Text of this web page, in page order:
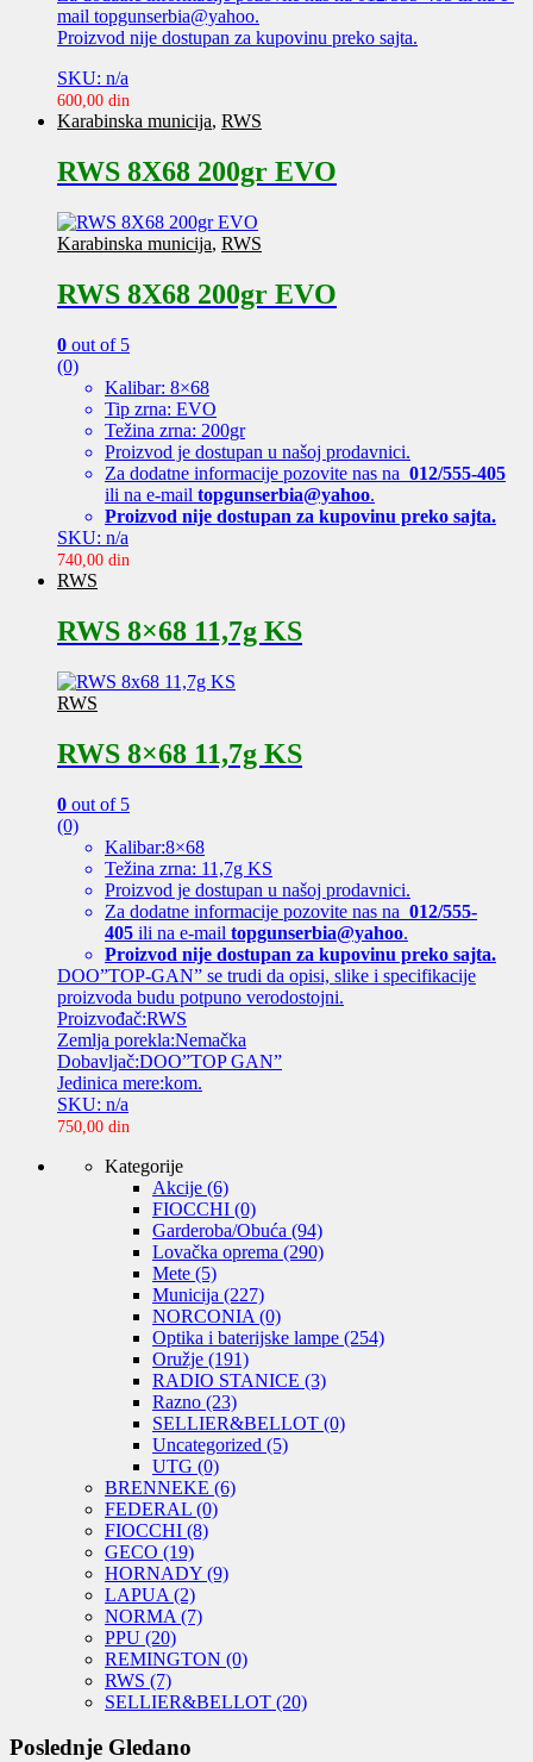
mail topgunserbia@yahoo.
Proizvod nije dostupan za kupovinu preko sajta.
SKU: n/a
600,00 din
Karabinska municija, RWS
RWS 8X68 200gr EVO
Karabinska municija, RWS
RWS 8X68 200gr EVO
0 out of 5
(0)
Kalibar: 8×68
Tip zrna: EVO
Težina zrna: 200gr
Proizvod je dostupan u našoj prodavnici.
Za dodatne informacije pozovite nas na 012/555-405
ili na e-mail topgunserbia@yahoo.
Proizvod nije dostupan za kupovinu preko sajta.
SKU: n/a
740,00 din
RWS
RWS 8×68 11,7g KS
RWS
RWS 8×68 11,7g KS
0 out of 5
(0)
Kalibar:8×68
Težina zrna: 11,7g KS
Proizvod je dostupan u našoj prodavnici.
Za dodatne informacije pozovite nas na 012/555-
405 ili na e-mail topgunserbia@yahoo.
Proizvod nije dostupan za kupovinu preko sajta.
DOO”TOP-GAN” se trudi da opisi, slike i specifikacije
proizvoda budu potpuno verodostojni.
Proizvođač:RWS
Zemlja porekla:Nemačka
Dobavljač:DOO”TOP GAN”
Jedinica mere:kom.
SKU: n/a
750,00 din
Kategorije
Akcije (6)
FIOCCHI (0)
Garderoba/Obuća (94)
Lovačka oprema (290)
Mete (5)
Municija (227)
NORCONIA (0)
Optika i baterijske lampe (254)
Oružje (191)
RADIO STANICE (3)
Razno (23)
SELLIER&BELLOT (0)
Uncategorized (5)
UTG (0)
BRENNEKE (6)
FEDERAL (0)
FIOCCHI (8)
GECO (19)
HORNADY (9)
LAPUA (2)
NORMA (7)
PPU (20)
REMINGTON (0)
RWS (7)
SELLIER&BELLOT (20)
Poslednje Gledano